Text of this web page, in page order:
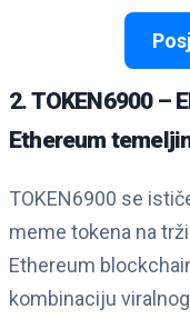
2. TOKEN6900 –
Ethereum
TOKEN6900 se
meme tokena na
Ethereum
kombinaciju